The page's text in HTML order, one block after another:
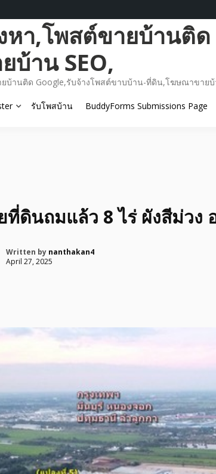
หา,โพสต์ขายบ้านติ
าน SEO,
านติด Google,รับจ้างโพสต์ขาบบ้าน-ที่ดิน,โฆษณาขายบ้
รับโพสบ้าน BuddyForms Submissions Page
ที่ดินถมแล้ว 8 ไร่ ผังสีม่วง
Written by nanthakan4
April 27, 2025